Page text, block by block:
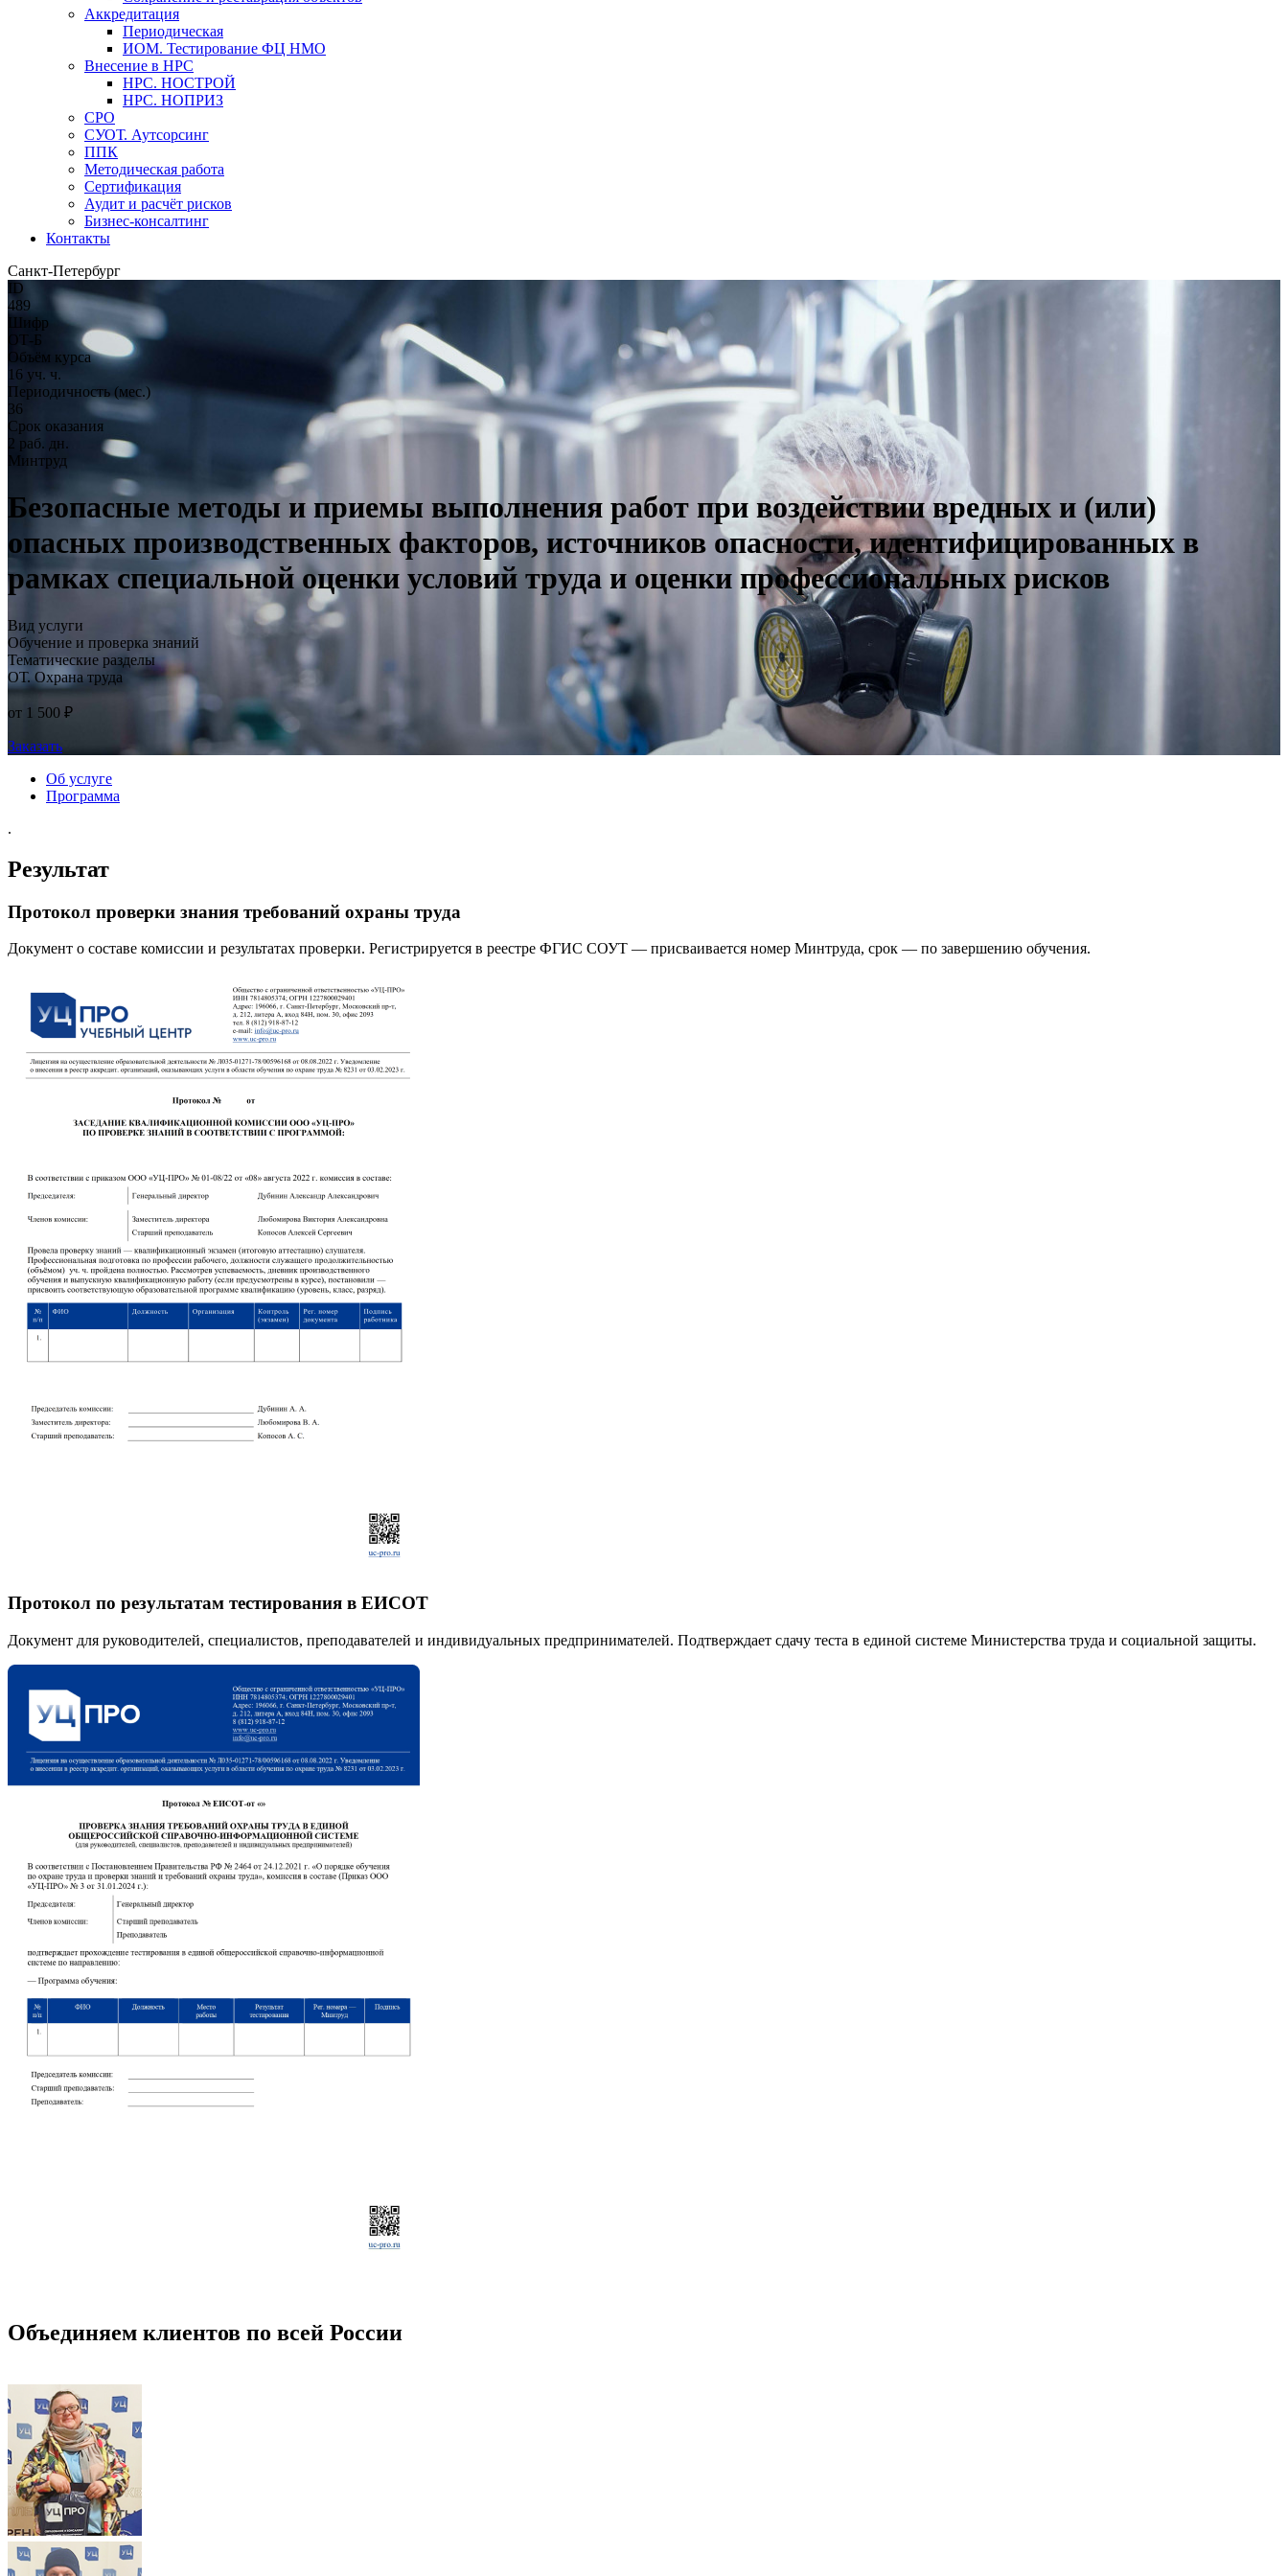
Аккредитация
Периодическая
ИОМ. Тестирование ФЦ НМО
Внесение в НРС
НРС. НОСТРОЙ
НРС. НОПРИЗ
СРО
СУОТ. Аутсорсинг
ППК
Методическая работа
Сертификация
Аудит и расчёт рисков
Бизнес-консалтинг
Контакты
Санкт-Петербург
ID
489
Шифр
ОТ-Б
Объём курса
16 уч. ч.
Периодичность (мес.)
36
Срок оказания
2 раб. дн.
Минтруд
Безопасные методы и приемы выполнения работ при воздействии вредных и (или)
опасных производственных факторов, источников опасности, идентифицированных в
рамках специальной оценки условий труда и оценки профессиональных рисков
Вид услуги
Обучение и проверка знаний
Тематические разделы
ОТ. Охрана труда
от 1 500 ₽
Заказать
Об услуге
Программа
.
Результат
Протокол проверки знания требований охраны труда
Документ о составе комиссии и результатах проверки. Регистрируется в реестре ФГИС СОУТ — присваивается номер Минтруда, срок — по завершению обучения.
Протокол по результатам тестирования в ЕИСОТ
Документ для руководителей, специалистов, преподавателей и индивидуальных предпринимателей. Подтверждает сдачу теста в единой системе Министерства труда и социальной защиты.
Объединяем клиентов по всей России